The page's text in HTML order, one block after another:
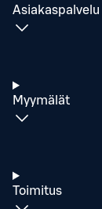
Asiakaspalvelu
Myymälät
Toimitus